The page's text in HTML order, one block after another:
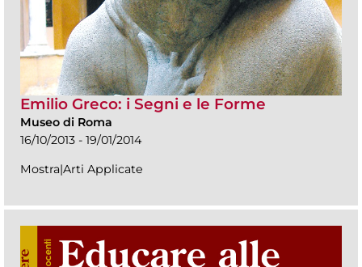
Emilio Greco: i Segni e le Forme
Museo di Roma
16/10/2013 - 19/01/2014
Mostra|Arti Applicate